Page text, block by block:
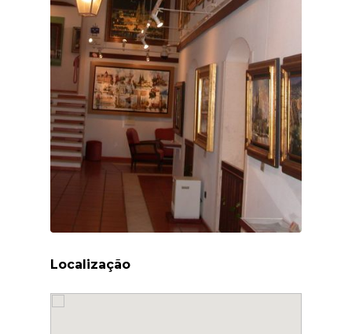
Localização